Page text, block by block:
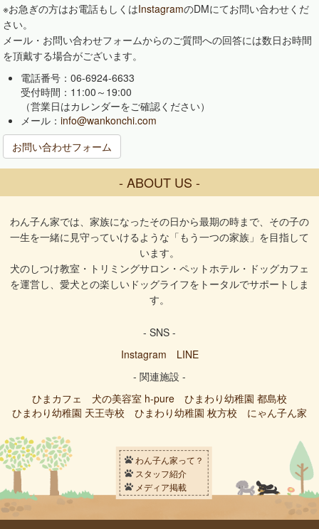
※お急ぎの方はお電話もしくはInstagramのDMにてお問い合わせくだ
さい。
メール・お問い合わせフォームからのご質問への回答には数日お時間
を頂戴する場合がございます。
電話番号：06-6924-6633
受付時間：11:00～19:00
（営業日はカレンダーをご確認ください）
メール：info@wankonchi.com
お問い合わせフォーム
- ABOUT US -
わん子ん家では、家族になったその日から最期の時まで、その子の
一生を一緒に見守っていけるような「もう一つの家族」を目指して
います。
犬のしつけ教室・トリミングサロン・ペットホテル・ドッグカフェ
を運営し、愛犬との楽しいドッグライフをトータルでサポートしま
す。
- SNS -
Instagram
LINE
- 関連施設 -
ひまカフェ
犬の美容室 h-pure
ひまわり幼稚園 都島校
ひまわり幼稚園 天王寺校
ひまわり幼稚園 枚方校 にゃん子ん家
わん子ん家って？
スタッフ紹介
メディア掲載